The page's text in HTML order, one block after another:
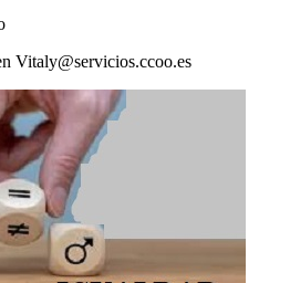
Vitaly@servicios.ccoo.es